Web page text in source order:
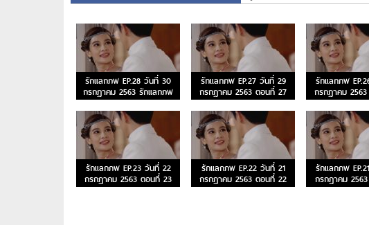
รักแลกภพ EP.28 วันที่ 30
กรกฎาคม 2563 รักแลกภพ
ตอนจบ
รักแลกภพ EP.27 วันที่ 29
กรกฎาคม 2563 ตอนที่ 27
รักแลกภพ
กรกฎาคม
รักแลกภพ EP.23 วันที่ 22
กรกฎาคม 2563 ตอนที่ 23
รักแลกภพ EP.22 วันที่ 21
กรกฎาคม 2563 ตอนที่ 22
รักแลกภพ
กรกฎาคม